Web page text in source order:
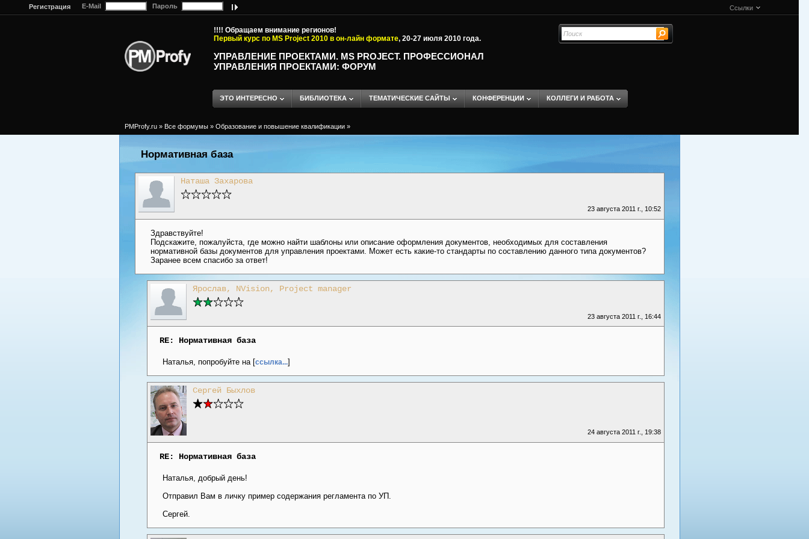
Регистрация E-Mail Пароль Ссылки
!!!! Обращаем внимание регионов!
Первый курс по MS Project 2010 в он-лайн формате, 20-27 июля 2010 года.
УПРАВЛЕНИЕ ПРОЕКТАМИ. MS PROJECT. ПРОФЕССИОНАЛ
УПРАВЛЕНИЯ ПРОЕКТАМИ: ФОРУМ
ЭТО ИНТЕРЕСНО БИБЛИОТЕКА ТЕМАТИЧЕСКИЕ САЙТЫ КОНФЕРЕНЦИИ КОЛЛЕГИ И РАБОТА
PMProfy.ru » Все формумы » Образование и повышение квалификации »
Нормативная база
Наташа Захарова
23 августа 2011 г., 10:52
Здравствуйте!
Подскажите, пожалуйста, где можно найти шаблоны или описание оформления документов, необходимых для составления
нормативной базы документов для управления проектами. Может есть какие-то стандарты по составлению данного типа документов?
Заранее всем спасибо за ответ!
Ярослав, NVision, Project manager
23 августа 2011 г., 16:44
RE: Нормативная база
Наталья, попробуйте на [ссылка...]
Сергей Быхлов
24 августа 2011 г., 19:38
RE: Нормативная база
Наталья, добрый день!
Отправил Вам в личку пример содержания регламента по УП.
Сергей.